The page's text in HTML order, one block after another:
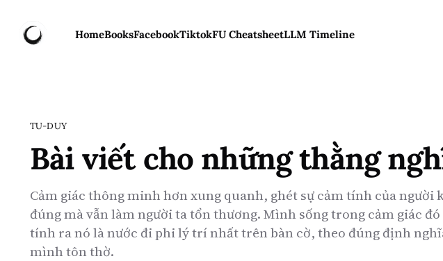
HomeBooksFacebookTiktokFU CheatsheetLLM Timeline
TU-DUY
Bài viết cho những thằng
Cảm giác thông minh hơn xung quanh, ghét sự cảm tính của người
đúng mà vẫn làm người ta tổn thương. Mình sống trong cảm giác
tính ra nó là nước đi phi lý trí nhất trên bàn cờ, theo đúng định
mình tôn thờ.